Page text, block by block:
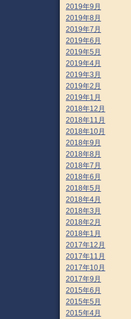
2019年9月
2019年8月
2019年7月
2019年6月
2019年5月
2019年4月
2019年3月
2019年2月
2019年1月
2018年12月
2018年11月
2018年10月
2018年9月
2018年8月
2018年7月
2018年6月
2018年5月
2018年4月
2018年3月
2018年2月
2018年1月
2017年12月
2017年11月
2017年10月
2017年9月
2015年6月
2015年5月
2015年4月